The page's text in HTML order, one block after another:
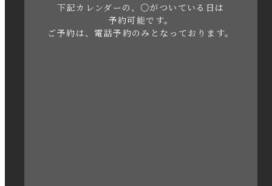
2023年5月下記カレンダーの、○がついている日は
予約可能です。
ご予約は、電話予約のみとなっております。